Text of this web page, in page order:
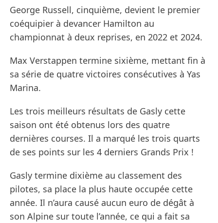
George Russell, cinquième, devient le premier
coéquipier à devancer Hamilton au
championnat à deux reprises, en 2022 et 2024.
Max Verstappen termine sixième, mettant fin à
sa série de quatre victoires consécutives à Yas
Marina.
Les trois meilleurs résultats de Gasly cette
saison ont été obtenus lors des quatre
dernières courses. Il a marqué les trois quarts
de ses points sur les 4 derniers Grands Prix !
Gasly termine dixième au classement des
pilotes, sa place la plus haute occupée cette
année. Il n’aura causé aucun euro de dégât à
son Alpine sur toute l’année, ce qui a fait sa